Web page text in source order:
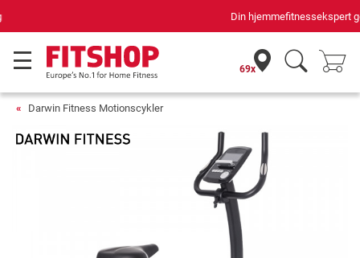
Din hjemmefitnessekspert gennem 42 år
69x
Darwin Fitness Motionscykler